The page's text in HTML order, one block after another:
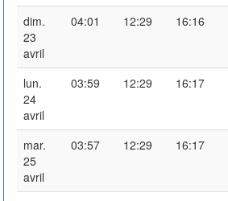
dim.
23
avril
04:01 12:29 16:16
lun.
24
avril
03:59 12:29 16:17
mar.
25
avril
03:57 12:29 16:17